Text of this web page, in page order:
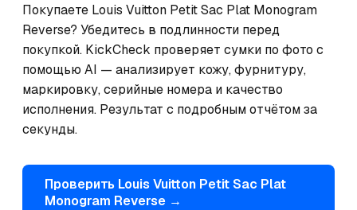
Покупаете Louis Vuitton Petit Sac Plat Monogram
Reverse? Убедитесь в подлинности перед
покупкой. KickCheck проверяет сумки по фото с
помощью AI — анализирует кожу, фурнитуру,
маркировку, серийные номера и качество
исполнения. Результат с подробным отчётом за
секунды.
Проверить Louis Vuitton Petit Sac Plat
Monogram Reverse →